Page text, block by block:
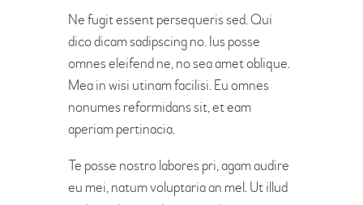
Ne fugit essent persequeris sed. Qui
dico dicam sadipscing no. Ius posse
omnes eleifend ne, no sea amet oblique.
Mea in wisi utinam facilisi. Eu omnes
nonumes reformidans sit, et eam
aperiam pertinacia.
Te posse nostro labores pri, agam audire
eu mei, natum voluptaria an mel. Ut illud